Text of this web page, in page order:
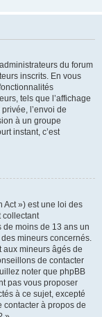
du forum
inscrits. En vous
tels que l’affichage
l’envoi de
à un groupe
instant, c’est
Act ») est une loi des
collectant
moins de 13 ans un
mineurs concernés.
aux mineurs âgés de
de contacter
noter que phpBB
pas vous proposer
à ce sujet, excepté
contacter à propos de